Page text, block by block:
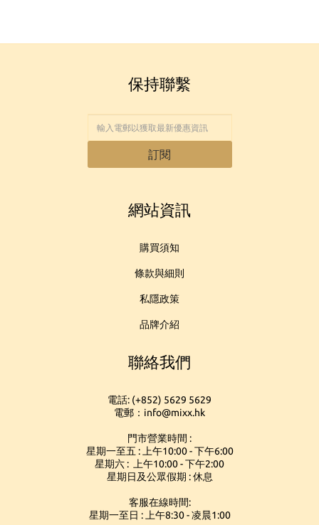
保持聯繫
訂閱
網站資訊
購買須知
條款與細則
私隱政策
品牌介紹
聯絡我們
電話: (+852) 5629 5629
電郵：info@mixx.hk
門市營業時間 :
星期一至五 : 上午10:00 - 下午6:00
星期六 : 上午10:00 - 下午2:00
星期日及公眾假期 : 休息
客服在線時間:
星期一至日 : 上午8:30 - 凌晨1:00